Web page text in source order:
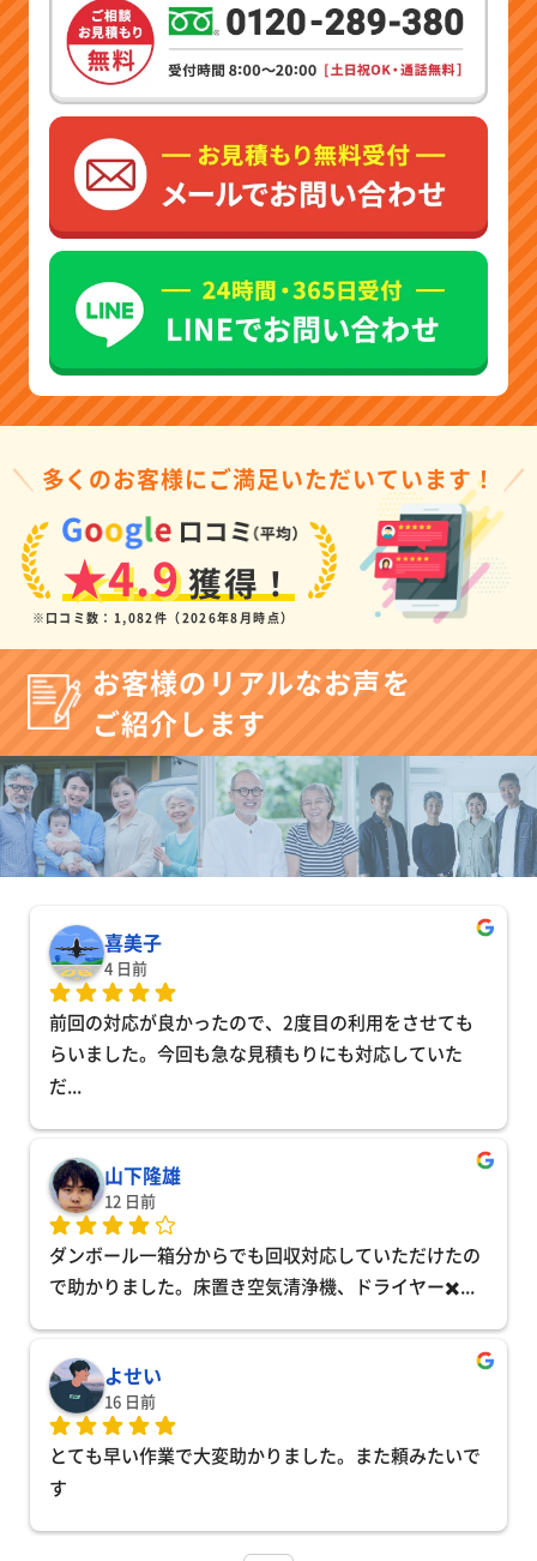
多くのお客様にご満足いただいています！
★4.9獲得！
※口コミ数：1,082件（2026年8月時点）
お客様のリアルなお声を
ご紹介します
喜美子
4 日前
前回の対応が良かったので、2度目の利用をさせても
らいました。今回も急な見積もりにも対応していた
だ...
山下隆雄
12 日前
ダンボール一箱分からでも回収対応していただけたの
で助かりました。床置き空気清浄機、ドライヤー✖️...
よせい
16 日前
とても早い作業で大変助かりました。また頼みたいで
す